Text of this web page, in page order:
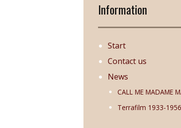
Information
Start
Contact us
News
CALL ME MADAME
Terrafilm 1933-1956